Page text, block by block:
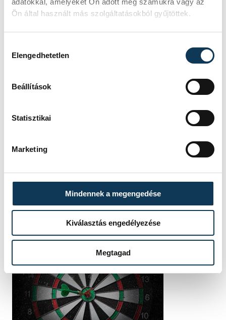
adatokkal, amelyeket Ön adott meg számukra vagy az
Ön által használt más szolgáltatásokból gyűjtöttek.
Elengedhetetlen
Beállítások
Statisztikai
Marketing
Mindennek a megengedése
Kiválasztás engedélyezése
Megtagad
SZERZŐ
FOTÓS
Kovács
Bálint